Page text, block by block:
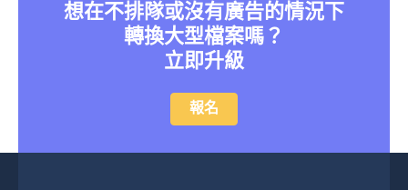
想在不排隊或沒有廣告的情況下
轉換大型檔案嗎？
立即升級
報名